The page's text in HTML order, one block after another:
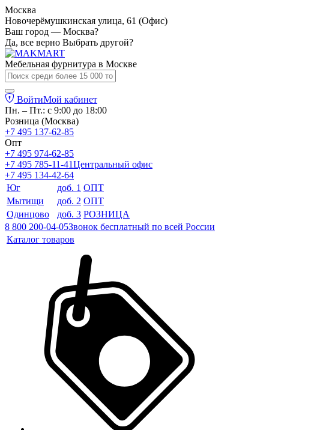
Москва
Новочерёмушкинская улица, 61 (Офис)
Ваш город — Москва?
Да, все верно Выбрать другой?
Мебельная фурнитура в Москве
ВойтиМой кабинет
Пн. – Пт.: с 9:00 до 18:00
Розница (Москва)
+7 495 137-62-85
Опт
+7 495 974-62-85
+7 495 785-11-41Центральный офис
+7 495 134-42-64
Юг
доб. 1 ОПТ
Мытищи
доб. 2 ОПТ
Одинцово
доб. 3 РОЗНИЦА
8 800 200-04-05Звонок бесплатный по всей России
Каталог товаров